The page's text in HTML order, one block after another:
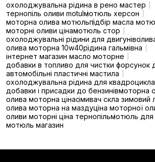
охолоджувальна рідина в рено мастер
тернопіль оливи motulмотюль херсон
моторна олива мотюльпідбір масла
моторні оливи цінамотюль стор
охолоджувальні рідини для двигунів
олива моторна 10w40рідина гальмівна
інтернет магазин масло моторне
добавки в топливо для чистки форсунок
автомобільні пластичні мастила
охолоджувальна рідина для квадроцикла
добавки і присадки до бензинівмоторна
олива моторна цінаомивач скла зимовий
олива моторна на маздуціна моторної
оливи моторні ціна тернопільмотюль для
мотюль магазин